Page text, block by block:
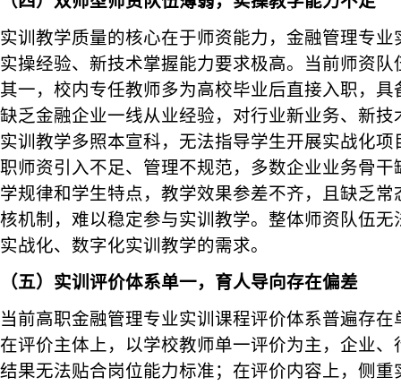
实训教学质量的核心在于师资能力，金融管理专
实操经验、新技术掌握能力要求极高。当前师资
其一，校内专任教师多为高校毕业后直接入职，
缺乏金融企业一线从业经验，对行业新业务、新
实训教学多照本宣科，无法指导学生开展实战化
职师资引入不足、管理不规范，多数企业业务骨
学规律和学生特点，教学效果参差不齐，且缺乏
核机制，难以稳定参与实训教学。整体师资队伍
实战化、数字化实训教学的需求。
（五）实训评价体系单一，育人导向存在偏差
当前高职金融管理专业实训课程评价体系普遍存
在评价主体上，以学校教师单一评价为主，企业
结果无法贴合岗位能力标准；在评价内容上，侧